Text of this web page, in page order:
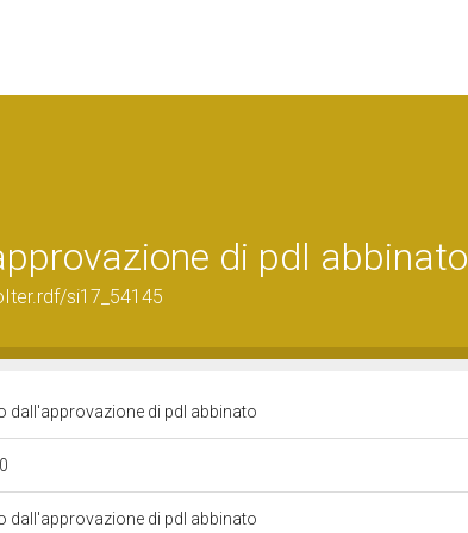
di pdl abbinato
si17_54145
dall'approvazione di pdl abbinato
dall'approvazione di pdl abbinato